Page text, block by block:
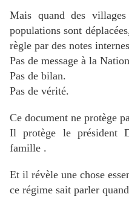
Mais quand des
populations sont
règle par des notes
Pas de message à la
Pas de bilan.
Pas de vérité.
Ce document ne protège
Il protège le président
famille .
Et il révèle une chose
ce régime sait parler